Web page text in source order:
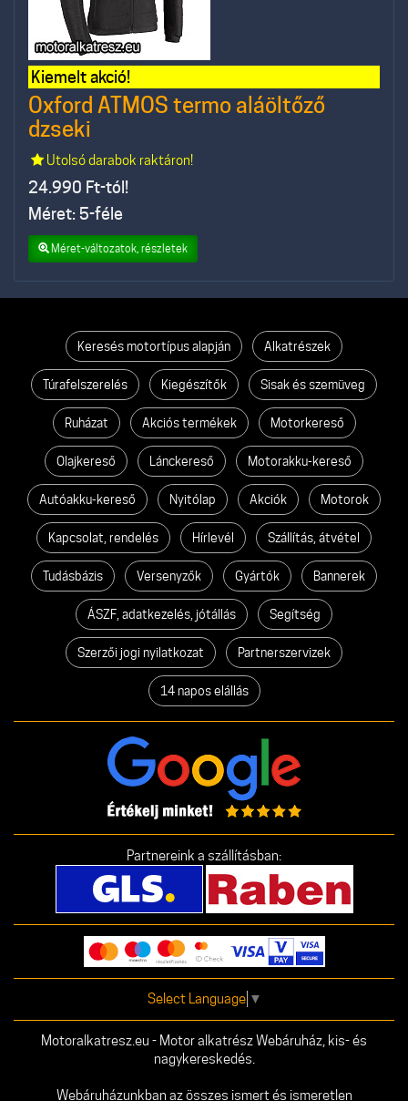
Kiemelt akció!
Oxford ATMOS termo aláöltőző
dzseki
Utolsó darabok raktáron!
24.990 Ft-tól!
Méret: 5-féle
Méret-változatok, részletek
Keresés motortípus alapján Alkatrészek
Túrafelszerelés Kiegészítők Sisak és szemüveg
Ruházat Akciós termékek Motorkereső
Olajkereső Lánckereső Motorakku-kereső
Autóakku-kereső Nyitólap Akciók Motorok
Kapcsolat, rendelés Hírlevél Szállítás, átvétel
Tudásbázis Versenyzők Gyártók Bannerek
ÁSZF, adatkezelés, jótállás Segítség
Szerzői jogi nyilatkozat Partnerszervizek
14 napos elállás
Partnereink a szállításban:
Select Language ▼
Motoralkatresz.eu - Motor alkatrész Webáruház, kis- és
nagykereskedés.
Webáruházunkban az összes ismert és ismeretlen